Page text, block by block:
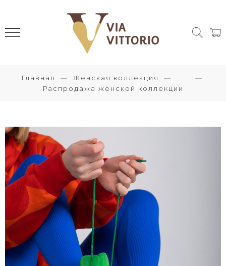
Главная Женская коллекция
Распродажа женской коллекции